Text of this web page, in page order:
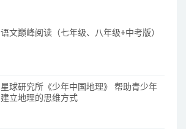
语文巅峰阅读（七年级、八年级+中考版）
星球研究所《少年中国地理》 帮助青少年
建立地理的思维方式